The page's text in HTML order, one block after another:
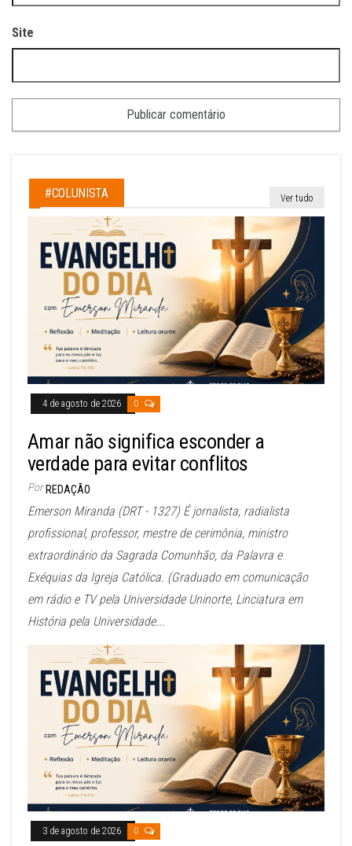
Site
#COLUNISTA Ver tudo
4 de agosto de 2026 0
Amar não significa esconder a
verdade para evitar conflitos
Por REDAÇÃO
Emerson Miranda (DRT - 1327) É jornalista, radialista
profissional, professor, mestre de cerimônia, ministro
extraordinário da Sagrada Comunhão, da Palavra e
Exéquias da Igreja Católica. (Graduado em comunicação
em rádio e TV pela Universidade Uninorte, Linciatura em
História pela Universidade...
3 de agosto de 2026 0